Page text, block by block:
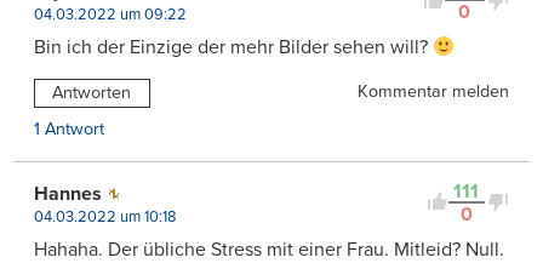
0
04.03.2022 um 09:22
Bin ich der Einzige der mehr Bilder sehen will?
Antworten
Kommentar melden
1 Antwort
111
0
Hannes
04.03.2022 um 10:18
Hahaha. Der übliche Stress mit einer Frau. Mitleid? Null.